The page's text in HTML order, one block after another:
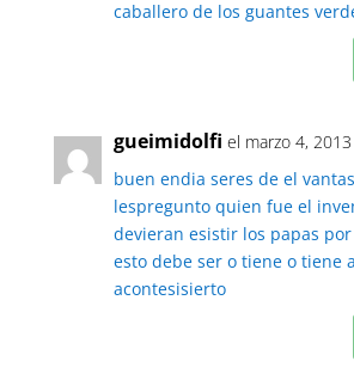
caballero de los guantes
gueimidolfi el marzo 4,
buen endia seres de el
lespregunto quien fue el
devieran esistir los papas
esto debe ser o tiene o tiene
acontesisierto